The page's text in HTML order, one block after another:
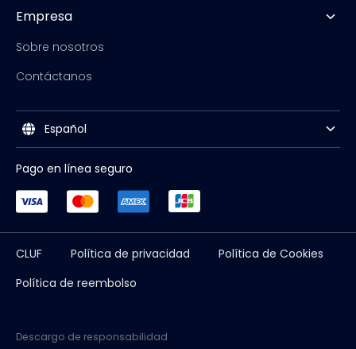
Empresa
Sobre nosotros
Contáctanos
Español
Pago en línea seguro
CLUF Política de privacidad
Política de Cookies
Política de reembolso
Descargo de responsabilidad